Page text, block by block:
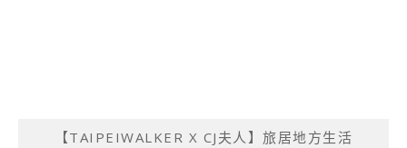
【TAIPEIWALKER X CJ夫人】旅居地方生活